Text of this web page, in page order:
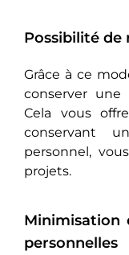
Possibilité de
Grâce à ce
conserver
Cela vous
conservant
personnel,
projets.
Minimisation
personnelles